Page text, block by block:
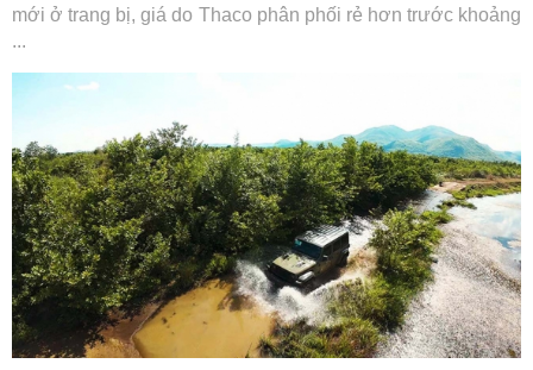
mới ở trang bị, giá do Thaco phân phối rẻ hơn trước khoảng
...